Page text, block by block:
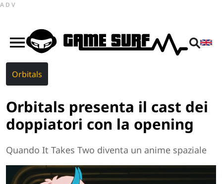
ADV
Orbitals
Orbitals presenta il cast dei
doppiatori con la opening
Quando It Takes Two diventa un anime spaziale